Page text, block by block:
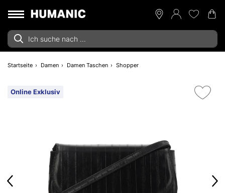
Startseite Damen Damen Taschen Shopper
Online Exklusiv